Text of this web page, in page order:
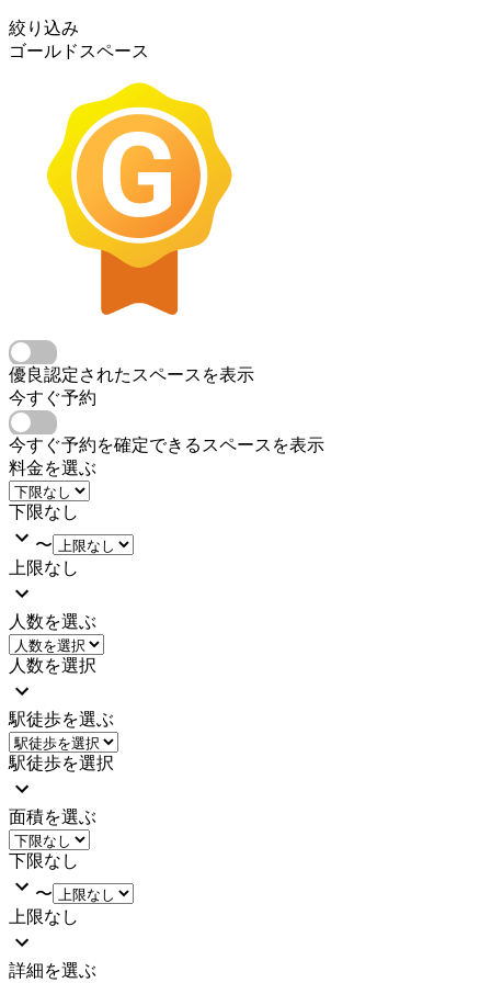
絞り込み
ゴールドスペース
優良認定されたスペースを表示
今すぐ予約
今すぐ予約を確定できるスペースを表示
料金を選ぶ
下限なし
〜
上限なし
人数を選ぶ
人数を選択
駅徒歩を選ぶ
駅徒歩を選択
面積を選ぶ
下限なし
〜
上限なし
詳細を選ぶ